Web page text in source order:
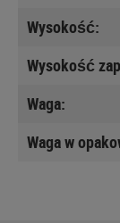
Wysokość:
Wysokość
Waga:
Waga w